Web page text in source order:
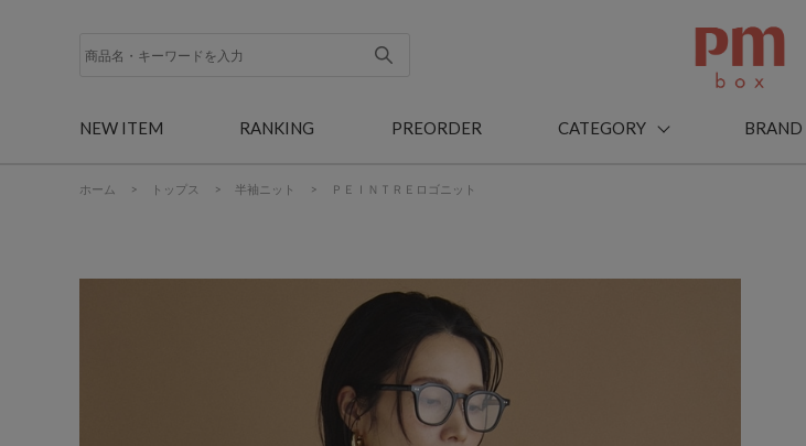
NEW ITEM RANKING PREORDER CATEGORY BRAND
ホーム > トップス > 半袖ニット > ＰＥＩＮＴＲＥロゴニット